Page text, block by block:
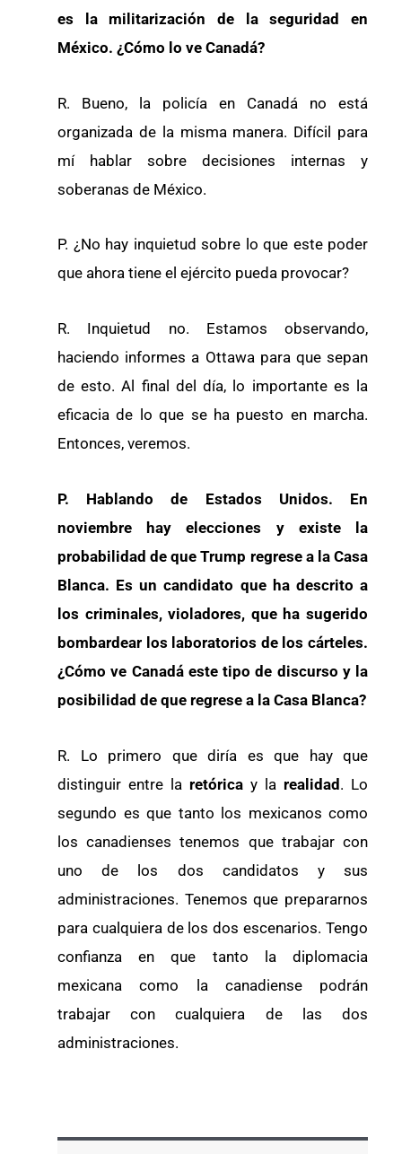
es la militarización de la seguridad en
México. ¿Cómo lo ve Canadá?
R. Bueno, la policía en Canadá no está
organizada de la misma manera. Difícil para
mí hablar sobre decisiones internas y
soberanas de México.
P. ¿No hay inquietud sobre lo que este poder
que ahora tiene el ejército pueda provocar?
R. Inquietud no. Estamos observando,
haciendo informes a Ottawa para que sepan
de esto. Al final del día, lo importante es la
eficacia de lo que se ha puesto en marcha.
Entonces, veremos.
P. Hablando de Estados Unidos. En
noviembre hay elecciones y existe la
probabilidad de que Trump regrese a la Casa
Blanca. Es un candidato que ha descrito a
los criminales, violadores, que ha sugerido
bombardear los laboratorios de los cárteles.
¿Cómo ve Canadá este tipo de discurso y la
posibilidad de que regrese a la Casa Blanca?
R. Lo primero que diría es que hay que
distinguir entre la retórica y la realidad. Lo
segundo es que tanto los mexicanos como
los canadienses tenemos que trabajar con
uno de los dos candidatos y sus
administraciones. Tenemos que prepararnos
para cualquiera de los dos escenarios. Tengo
confianza en que tanto la diplomacia
mexicana como la canadiense podrán
trabajar con cualquiera de las dos
administraciones.